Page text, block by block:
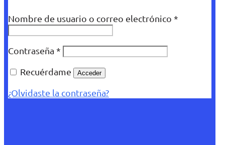
Nombre de usuario o correo electrónico *
Contraseña *
Recuérdame
Acceder
¿Olvidaste la contraseña?